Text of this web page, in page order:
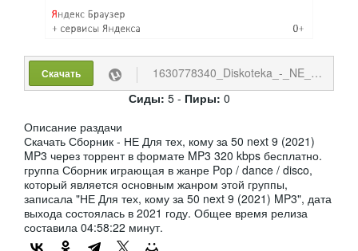
Скачать
1630778340_Diskoteka_-_NE_Dlja_teh_komu_za_50_next_9.torrent
Сиды: 5 - Пиры: 0
Описание раздачи
Скачать Сборник - НЕ Для тех, кому за 50 next 9 (2021)
MP3 через торрент в формате MP3 320 kbps бесплатно.
группа Сборник играющая в жанре Pop / dance / disco,
который является основным жанром этой группы,
записала "НЕ Для тех, кому за 50 next 9 (2021) MP3", дата
выхода состоялась в 2021 году. Общее время релиза
составила 04:58:22 минут.